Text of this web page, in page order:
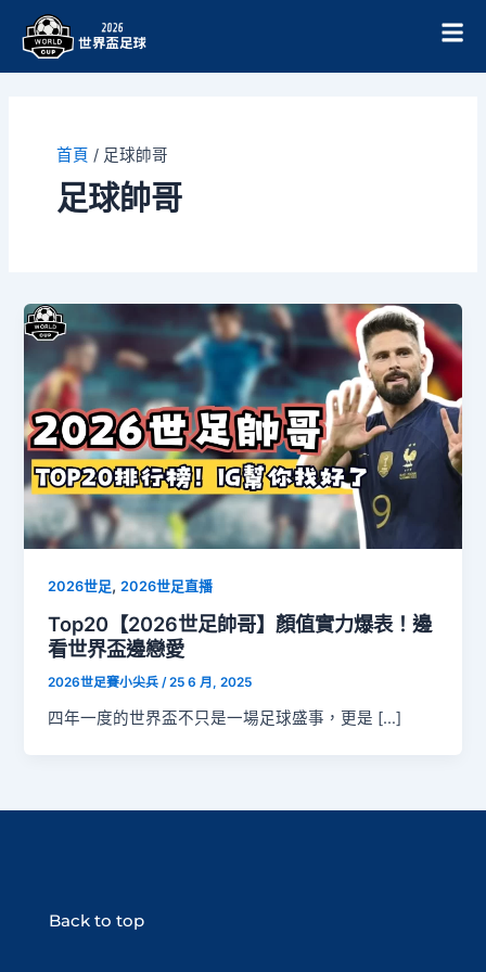
首頁 / 足球帥哥
足球帥哥
2026世足,2026世足直播
Top20【2026世足帥哥】顏值實力爆表！邊
看世界盃邊戀愛
2026世足賽小尖兵/25 6 月, 2025
四年一度的世界盃不只是一場足球盛事，更是 […]
Back to top